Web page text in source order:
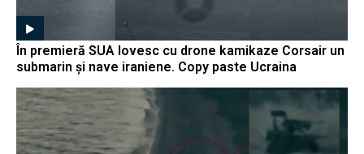
În premieră SUA lovesc cu drone kamikaze Corsair un
submarin și nave iraniene. Copy paste Ucraina